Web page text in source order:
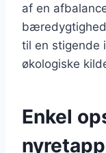
af en
til en stigende
økologiske
Enkel